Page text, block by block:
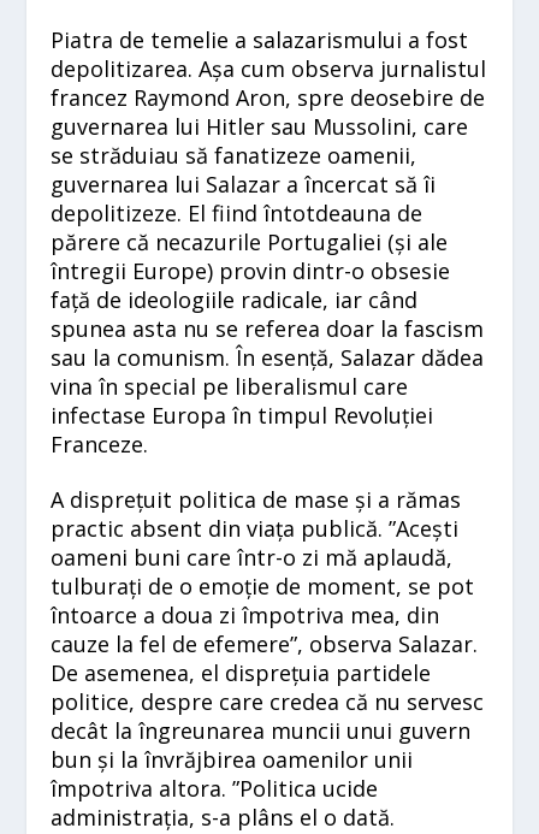
Piatra de temelie a salazarismului a fost
depolitizarea. Așa cum observa jurnalistul
francez Raymond Aron, spre deosebire de
guvernarea lui Hitler sau Mussolini, care
se străduiau să fanatizeze oamenii,
guvernarea lui Salazar a încercat să îi
depolitizeze. El fiind întotdeauna de
părere că necazurile Portugaliei (și ale
întregii Europe) provin dintr-o obsesie
față de ideologiile radicale, iar când
spunea asta nu se referea doar la fascism
sau la comunism. În esență, Salazar dădea
vina în special pe liberalismul care
infectase Europa în timpul Revoluției
Franceze.
A disprețuit politica de mase și a rămas
practic absent din viața publică. ”Acești
oameni buni care într-o zi mă aplaudă,
tulburați de o emoție de moment, se pot
întoarce a doua zi împotriva mea, din
cauze la fel de efemere”, observa Salazar.
De asemenea, el disprețuia partidele
politice, despre care credea că nu servesc
decât la îngreunarea muncii unui guvern
bun și la învrăjbirea oamenilor unii
împotriva altora. ”Politica ucide
administrația, s-a plâns el o dată.